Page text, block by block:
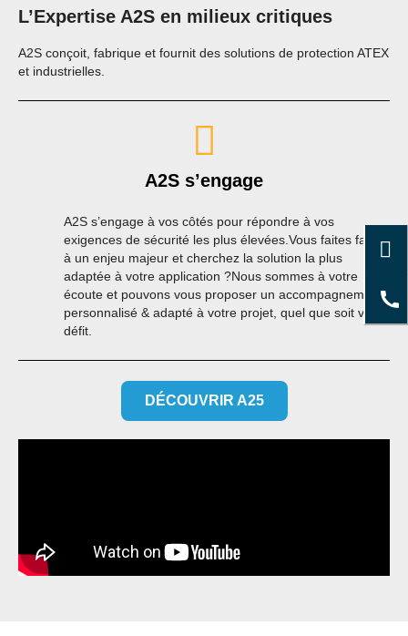
L’Expertise A2S en milieux critiques
A2S conçoit, fabrique et fournit des solutions de protection ATEX
et industrielles.
A2S s’engage
A2S s’engage à vos côtés pour répondre à vos
exigences de sécurité les plus élevées.Vous faites face
à un enjeu majeur et cherchez la solution la plus
adaptée à votre application ?Nous sommes à votre
écoute et pouvons vous proposer un accompagnement
personnalisé & adapté à votre projet, quel que soit votre
défit.
DÉCOUVRIR A25